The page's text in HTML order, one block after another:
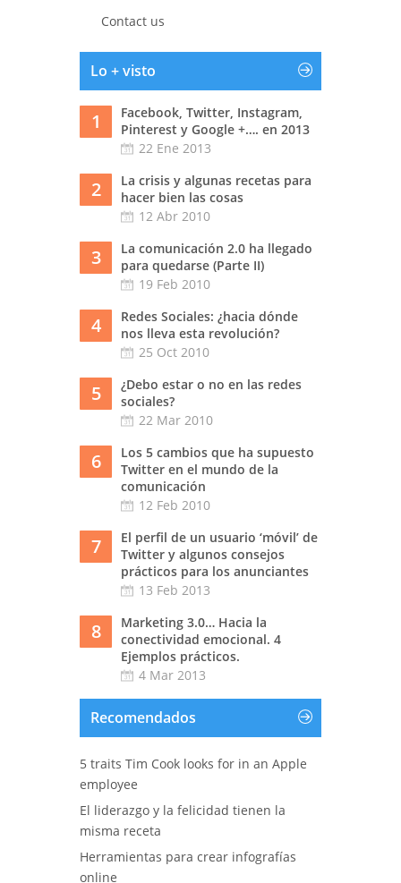
Contact us
Lo + visto
1
Facebook, Twitter, Instagram,
Pinterest y Google +…. en 2013
22 Ene 2013
2
La crisis y algunas recetas para
hacer bien las cosas
12 Abr 2010
3
La comunicación 2.0 ha llegado
para quedarse (Parte II)
19 Feb 2010
4
Redes Sociales: ¿hacia dónde
nos lleva esta revolución?
25 Oct 2010
5
¿Debo estar o no en las redes
sociales?
22 Mar 2010
6
Los 5 cambios que ha supuesto
Twitter en el mundo de la
comunicación
12 Feb 2010
7
El perfil de un usuario ‘móvil’ de
Twitter y algunos consejos
prácticos para los anunciantes
13 Feb 2013
8
Marketing 3.0… Hacia la
conectividad emocional. 4
Ejemplos prácticos.
4 Mar 2013
Recomendados
5 traits Tim Cook looks for in an Apple
employee
El liderazgo y la felicidad tienen la
misma receta
Herramientas para crear infografías
online